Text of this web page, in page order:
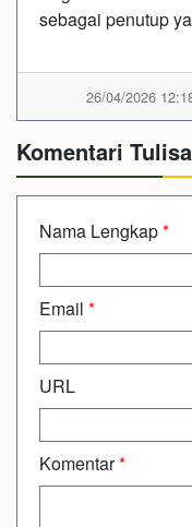
sebagai penutup
26/04/2026
Komentari
Nama Lengkap*
Email *
URL
Komentar*